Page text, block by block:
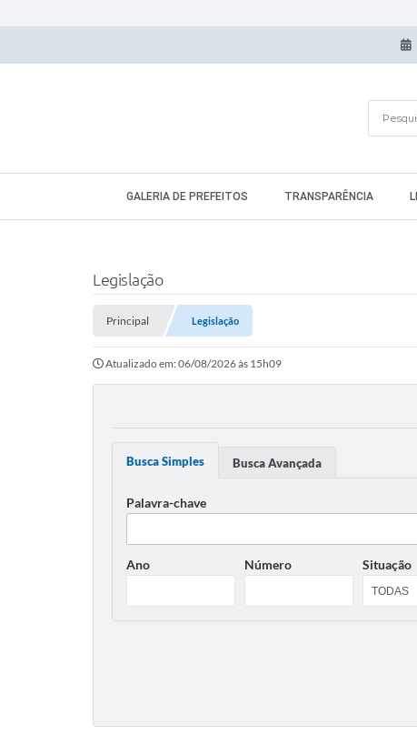
GALERIA DE PREFEITOS TRANSPARÊNCIA
Legislação
Principal Legislação
Atualizado em: 06/08/2026 às 15h09
Busca Simples Busca Avançada
Palavra-chave
Ano Número Situação